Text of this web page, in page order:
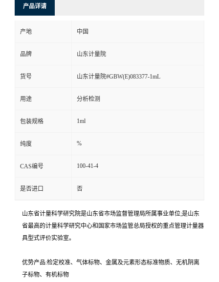
产品详请
产地 中国
品牌 山东计量院
货号 山东计量院#GBW(E)083377-1mL
用途 分析检测
包装规格 1ml
纯度 %
CAS编号 100-41-4
是否进口 否
山东省计量科学研究院是山东省市场监督管理局所属事业单位;是山东
省最高的计量科学研究中心和国家市场监管总局授权的重点管理计量器
具型式评价实验室。
优势产品:检定校准、气体标物、金属及元素形态标准物质、无机阴离
子标物、有机标物